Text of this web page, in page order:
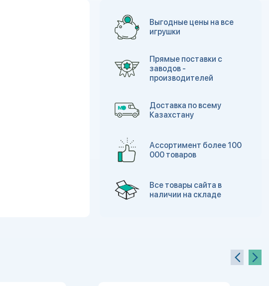
Выгодные цены на все
игрушки
Прямые поставки с
заводов -
производителей
Доставка по всему
Казахстану
Ассортимент более 100
000 товаров
Все товары сайта в
наличии на складе